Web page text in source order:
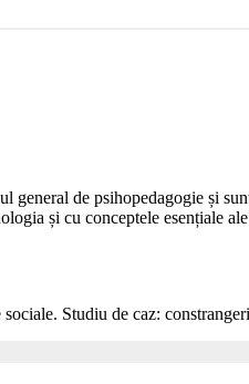
general de psihopedagogie și
și cu conceptele esențiale